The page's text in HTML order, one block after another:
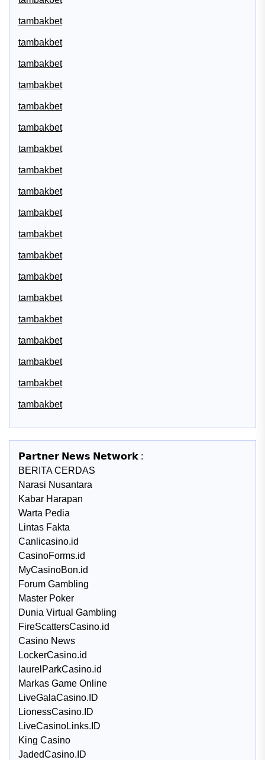
tambakbet
tambakbet
tambakbet
tambakbet
tambakbet
tambakbet
tambakbet
tambakbet
tambakbet
tambakbet
tambakbet
tambakbet
tambakbet
tambakbet
tambakbet
tambakbet
tambakbet
tambakbet
tambakbet
𝗣𝗮𝗿𝘁𝗻𝗲𝗿 𝗡𝗲𝘄𝘀 𝗡𝗲𝘁𝘄𝗼𝗿𝗸 :
BERITA CERDAS
Narasi Nusantara
Kabar Harapan
Warta Pedia
Lintas Fakta
Canlicasino.id
CasinoForms.id
MyCasinoBon.id
Forum Gambling
Master Poker
Dunia Virtual Gambling
FireScattersCasino.id
Casino News
LockerCasino.id
laurelParkCasino.id
Markas Game Online
LiveGalaCasino.ID
LionessCasino.ID
LiveCasinoLinks.ID
King Casino
JadedCasino.ID